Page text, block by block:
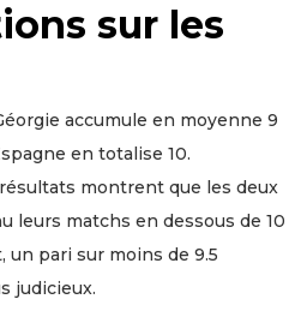
sur les
accumule en moyenne 9
en totalise 10.
montrent que les deux
leurs matchs en dessous de 10
un pari sur moins de 9.5
judicieux.